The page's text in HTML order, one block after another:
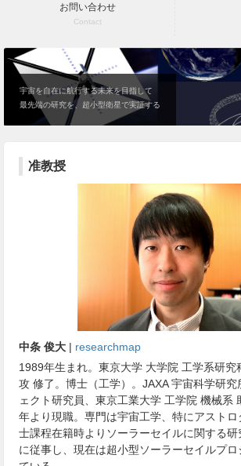
お問い合わせ
Contact
宇宙を自在に航行する未来を目指して
最先端の研究を、超小型衛星で実証する
准教授
中条 俊大 | researchmap
1989年生まれ。東京大学 大学院 工学系研究
攻 修了。博士（工学）。JAXA 宇宙科学研
ェクト研究員、東京工業大学 工学院 機械系
年より現職。専門は宇宙工学、特にアスト
士課程在籍時よりソーラーセイルに関する研
に従事し、現在は超小型ソーラーセイルプロ